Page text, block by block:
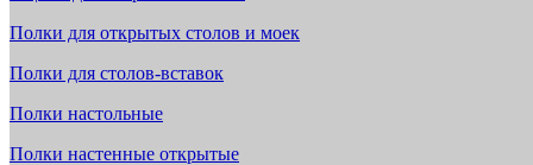
Полки для открытых столов и моек
Полки для столов-вставок
Полки настольные
Полки настенные открытые